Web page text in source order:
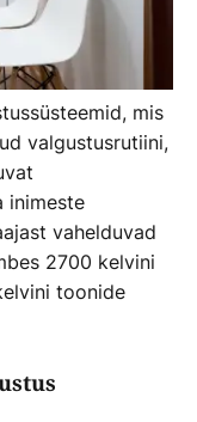
mis
valgustusrutiini,
inimeste
vahelduvad
2700 kelvini
toonide